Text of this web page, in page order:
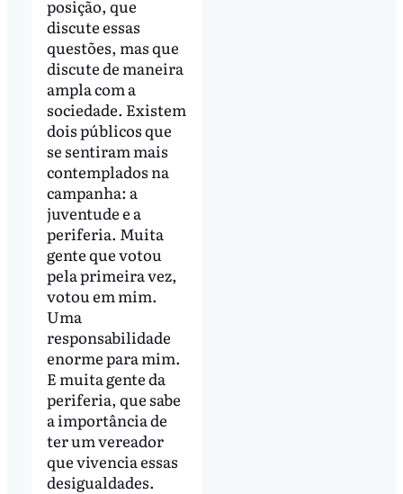
posição, que
discute essas
questões, mas que
discute de maneira
ampla com a
sociedade. Existem
dois públicos que
se sentiram mais
contemplados na
campanha: a
juventude e a
periferia. Muita
gente que votou
pela primeira vez,
votou em mim.
Uma
responsabilidade
enorme para mim.
E muita gente da
periferia, que sabe
a importância de
ter um vereador
que vivencia essas
desigualdades.